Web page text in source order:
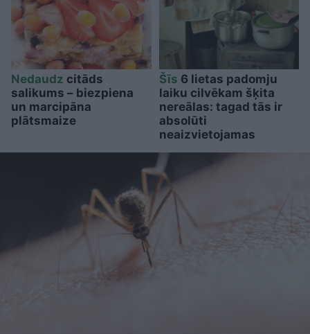
Nedaudz citāds
salikums – biezpiena
un marcipāna
plātsmaize
Šīs 6 lietas padomju
laiku cilvēkam šķita
nereālas: tagad tās ir
absolūti
neaizvietojamas